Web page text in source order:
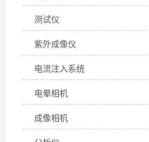
测试仪
紫外成像仪
电流注入系统
电晕相机
成像相机